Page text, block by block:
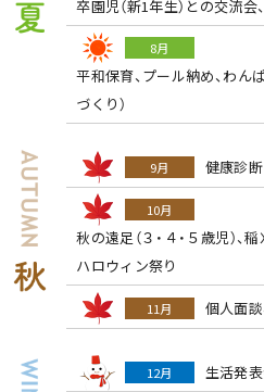
卒園児（新1年生）との交流会
8月
平和保育、プール納め、わん
づくり）
9月 健康診断
10月
秋の遠足（３・４・５歳児）、
ハロウィン祭り
11月 個人面
12月 生活発